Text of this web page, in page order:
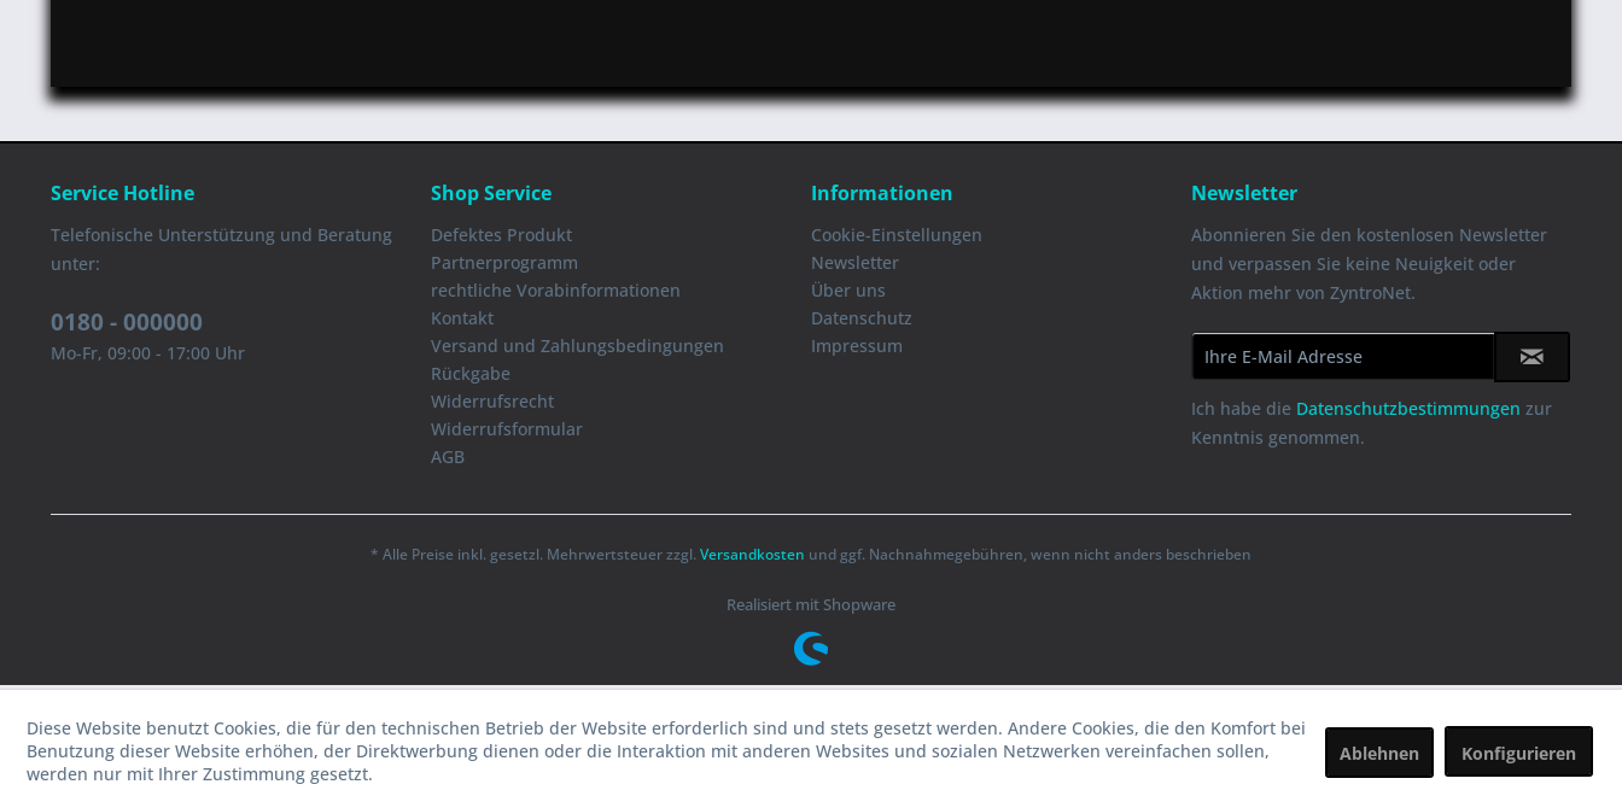
Service Hotline
Telefonische Unterstützung und Beratung
unter:
0180 - 000000
Mo-Fr, 09:00 - 17:00 Uhr
Shop Service
Defektes Produkt
Partnerprogramm
rechtliche Vorabinformationen
Kontakt
Versand und Zahlungsbedingungen
Rückgabe
Widerrufsrecht
Widerrufsformular
AGB
Informationen
Cookie-Einstellungen
Newsletter
Über uns
Datenschutz
Impressum
Newsletter
Abonnieren Sie den kostenlosen Newsletter
und verpassen Sie keine Neuigkeit oder
Aktion mehr von ZyntroNet.
Ich habe die Datenschutzbestimmungen zur
Kenntnis genommen.
* Alle Preise inkl. gesetzl. Mehrwertsteuer zzgl. Versandkosten und ggf. Nachnahmegebühren, wenn nicht anders beschrieben
Realisiert mit Shopware
Diese Website benutzt Cookies, die für den technischen Betrieb der Website erforderlich sind und stets gesetzt werden. Andere Cookies, die den Komfort bei
Benutzung dieser Website erhöhen, der Direktwerbung dienen oder die Interaktion mit anderen Websites und sozialen Netzwerken vereinfachen sollen,
werden nur mit Ihrer Zustimmung gesetzt.
Ablehnen Konfigurieren